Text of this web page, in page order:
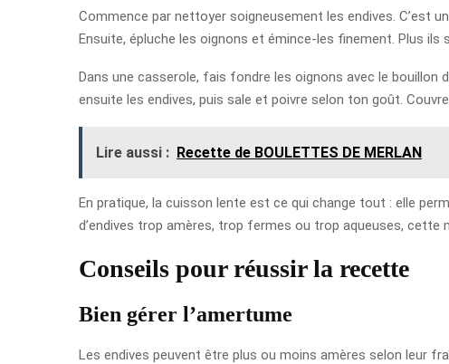
Commence par nettoyer soigneusement les endives. C’est
Ensuite, épluche les oignons et émince-les finement. Plus
Dans une casserole, fais fondre les oignons avec le bouillon
ensuite les endives, puis sale et poivre selon ton goût.
Lire aussi : Recette de BOULETTES DE MERLAN
En pratique, la cuisson lente est ce qui change tout : elle
d’endives trop amères, trop fermes ou trop aqueuses,
Conseils pour réussir la recette
Bien gérer l’amertume
Les endives peuvent être plus ou moins amères selon leur